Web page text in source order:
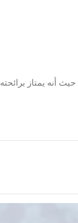
حيث أنه يمتاز برائحته